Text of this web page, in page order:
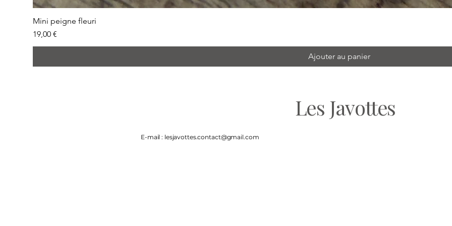
Mini peigne fleuri
Prix
19,00 €
Ajouter au panier
Les Javottes
E-mail : lesjavottes.contact@gmail.com